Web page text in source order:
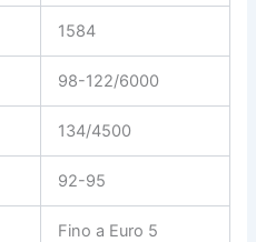
1584
98-122/6000
134/4500
92-95
Fino a Euro 5